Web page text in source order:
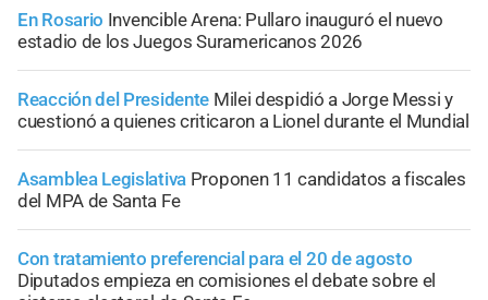
En Rosario Invencible Arena: Pullaro inauguró el nuevo
estadio de los Juegos Suramericanos 2026
Reacción del Presidente Milei despidió a Jorge Messi y
cuestionó a quienes criticaron a Lionel durante el Mundial
Asamblea Legislativa Proponen 11 candidatos a fiscales
del MPA de Santa Fe
Con tratamiento preferencial para el 20 de agosto
Diputados empieza en comisiones el debate sobre el